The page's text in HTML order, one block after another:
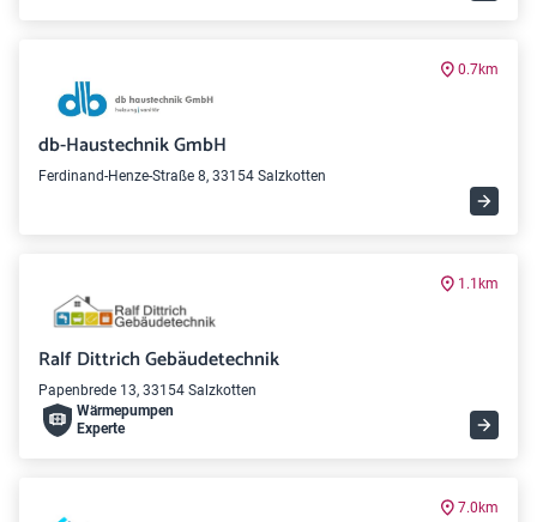
0.7km
db-Haustechnik GmbH
Ferdinand-Henze-Straße 8, 33154 Salzkotten
1.1km
Ralf Dittrich Gebäudetechnik
Papenbrede 13, 33154 Salzkotten
Wärme­pumpen
Experte
7.0km